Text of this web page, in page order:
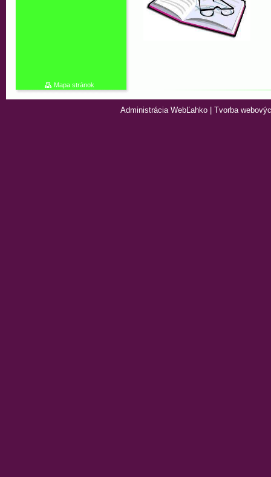
Mapa stránok
Administrácia WebĽahko| Tvorba